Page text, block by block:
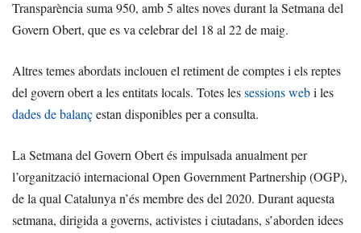
Transparència suma 950, amb 5 altes noves durant la Setmana del
Govern Obert, que es va celebrar del 18 al 22 de maig.
Altres temes abordats inclouen el retiment de comptes i els reptes
del govern obert a les entitats locals. Totes lessessions webi les
dades de balançestan disponibles per a consulta.
La Setmana del Govern Obert és impulsada anualment per
l’organització internacional Open Government Partnership (OGP),
de la qual Catalunya n’és membre des del 2020. Durant aquesta
setmana, dirigida a governs, activistes i ciutadans, s’aborden idees